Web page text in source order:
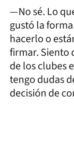
—No sé. Lo
gustó la
hacerlo o
firmar. Siento
de los clubes
tengo dudas
decisión de